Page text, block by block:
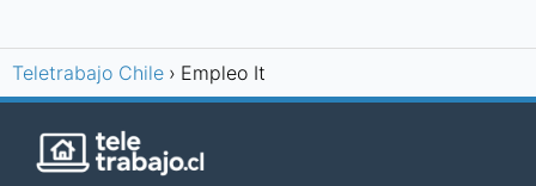
Teletrabajo Chile Empleo It